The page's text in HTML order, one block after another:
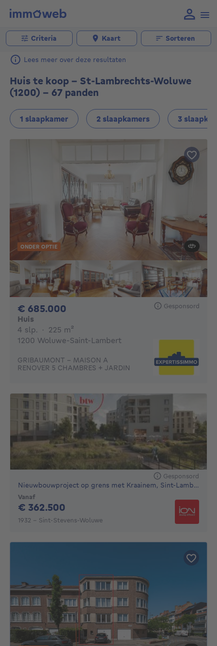
Criteria Kaart Sorteren
Lees meer over deze resultaten
Huis te koop - St-Lambrechts-Woluwe
(1200) - 67 panden
1 slaapkamer 2 slaapkamers 3
ONDER OPTIE
€ 685.000 Gesponsord
Huis
4 slp. 4 slaapkamers
· 225 m²
1200 Woluwe-Saint-Lambert
GRIBAUMONT - MAISON A
RENOVER 5 CHAMBRES + JARDIN
Gesponsord
Nieuwbouwproject op grens met Kraainem, Sint-Lambrechts-W...
Vanaf
€ 362.500
1932 - Sint-Stevens-Woluwe